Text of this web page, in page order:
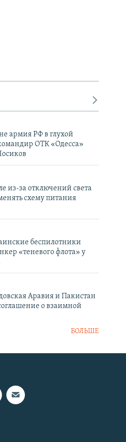
армия РФ в глухой
ОТК «Одесса»
из-за отключений света
схему питания
беспилотники
«теневого флота» у
Аравия и Пакистан
о взаимной
БОЛЬШЕ